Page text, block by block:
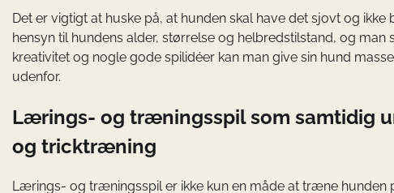
Det er vigtigt at huske på, at hunden skal have det sjovt og
hensyn til hundens alder, størrelse og helbredstilstand, og
kreativitet og nogle gode spilidéer kan man give sin hund
udenfor.
Lærings- og træningsspil som samtidig
og tricktræning
Lærings- og træningsspil er ikke kun en måde at træne